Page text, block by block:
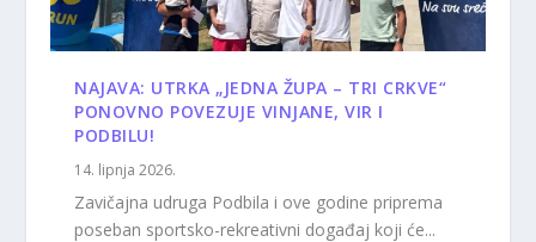
NAJAVA: UTRKA „JEDNA ŽUPA – TRI CRKVE“
PONOVNO POVEZUJE VINJANE, VIR I
PODBILU!
14. lipnja 2026.
Zavičajna udruga Podbila i ove godine priprema
poseban sportsko-rekreativni događaj koji će...